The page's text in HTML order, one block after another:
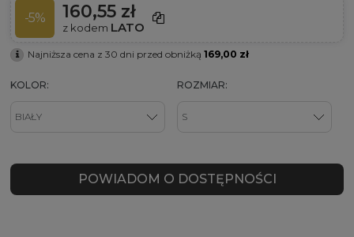
-5% 160,55 zł
z kodem LATO
Najniższa cena z 30 dni przed obniżką 169,00 zł
KOLOR: ROZMIAR:
POWIADOM O DOSTĘPNOŚCI